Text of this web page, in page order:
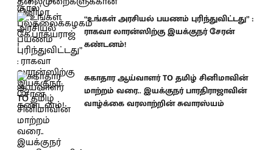
“உங்கள் அரசியல் பயணம் புரிந்துவிட்டது” :
ராகவா லாரன்ஸிற்கு இயக்குநர் சேரன்
கண்டனம்!
சுகாதார ஆய்வாளர் TO தமிழ் சினிமாவின்
மாற்றம் வரை.. இயக்குநர் பாரதிராஜாவின்
வாழ்க்கை வரலாற்றின் சுவாரஸ்யம்